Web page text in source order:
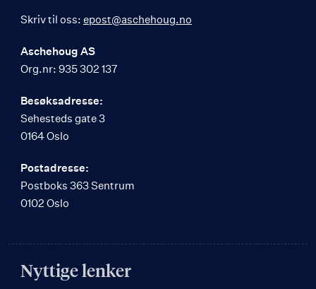
Skriv til oss: epost@aschehoug.no
Aschehoug AS
Org.nr: 935 302 137
Besøksadresse:
Sehesteds gate 3
0164 Oslo
Postadresse:
Postboks 363 Sentrum
0102 Oslo
Nyttige lenker